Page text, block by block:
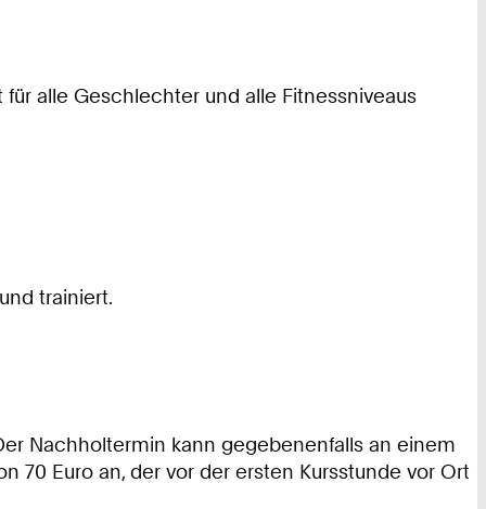
alle Geschlechter und alle Fitnessniveaus
trainiert.
Nachholtermin kann gegebenenfalls an einem
70 Euro an, der vor der ersten Kursstunde vor Ort